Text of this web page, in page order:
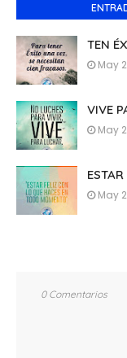
TEN
May
VIVE
May
May
0 Comentarios